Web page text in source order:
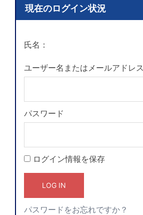
現在のログイン状況
氏名：
ユーザー名またはメールアドレス
パスワード
ログイン情報を保存
パスワードをお忘れですか？